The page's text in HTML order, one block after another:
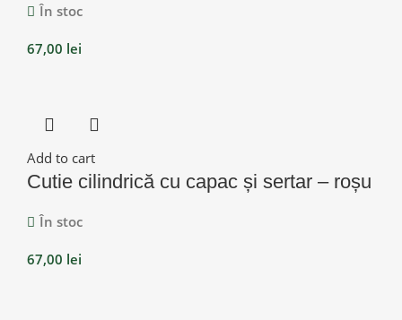
În stoc
67,00 lei
Add to cart
Cutie cilindrică cu capac și sertar – roșu
În stoc
67,00 lei